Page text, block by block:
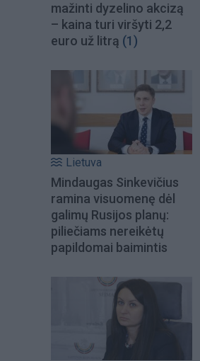
mažinti dyzelino akcizą
– kaina turi viršyti 2,2
euro už litrą (1)
Lietuva
Mindaugas Sinkevičius
ramina visuomenę dėl
galimų Rusijos planų:
piliečiams nereikėtų
papildomai baimintis